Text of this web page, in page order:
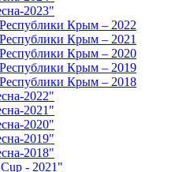
2023"
Крым – 2022
Крым – 2021
Крым – 2020
Крым – 2019
Крым – 2018
2022"
2021"
2020"
2019"
2018"
- 2021"